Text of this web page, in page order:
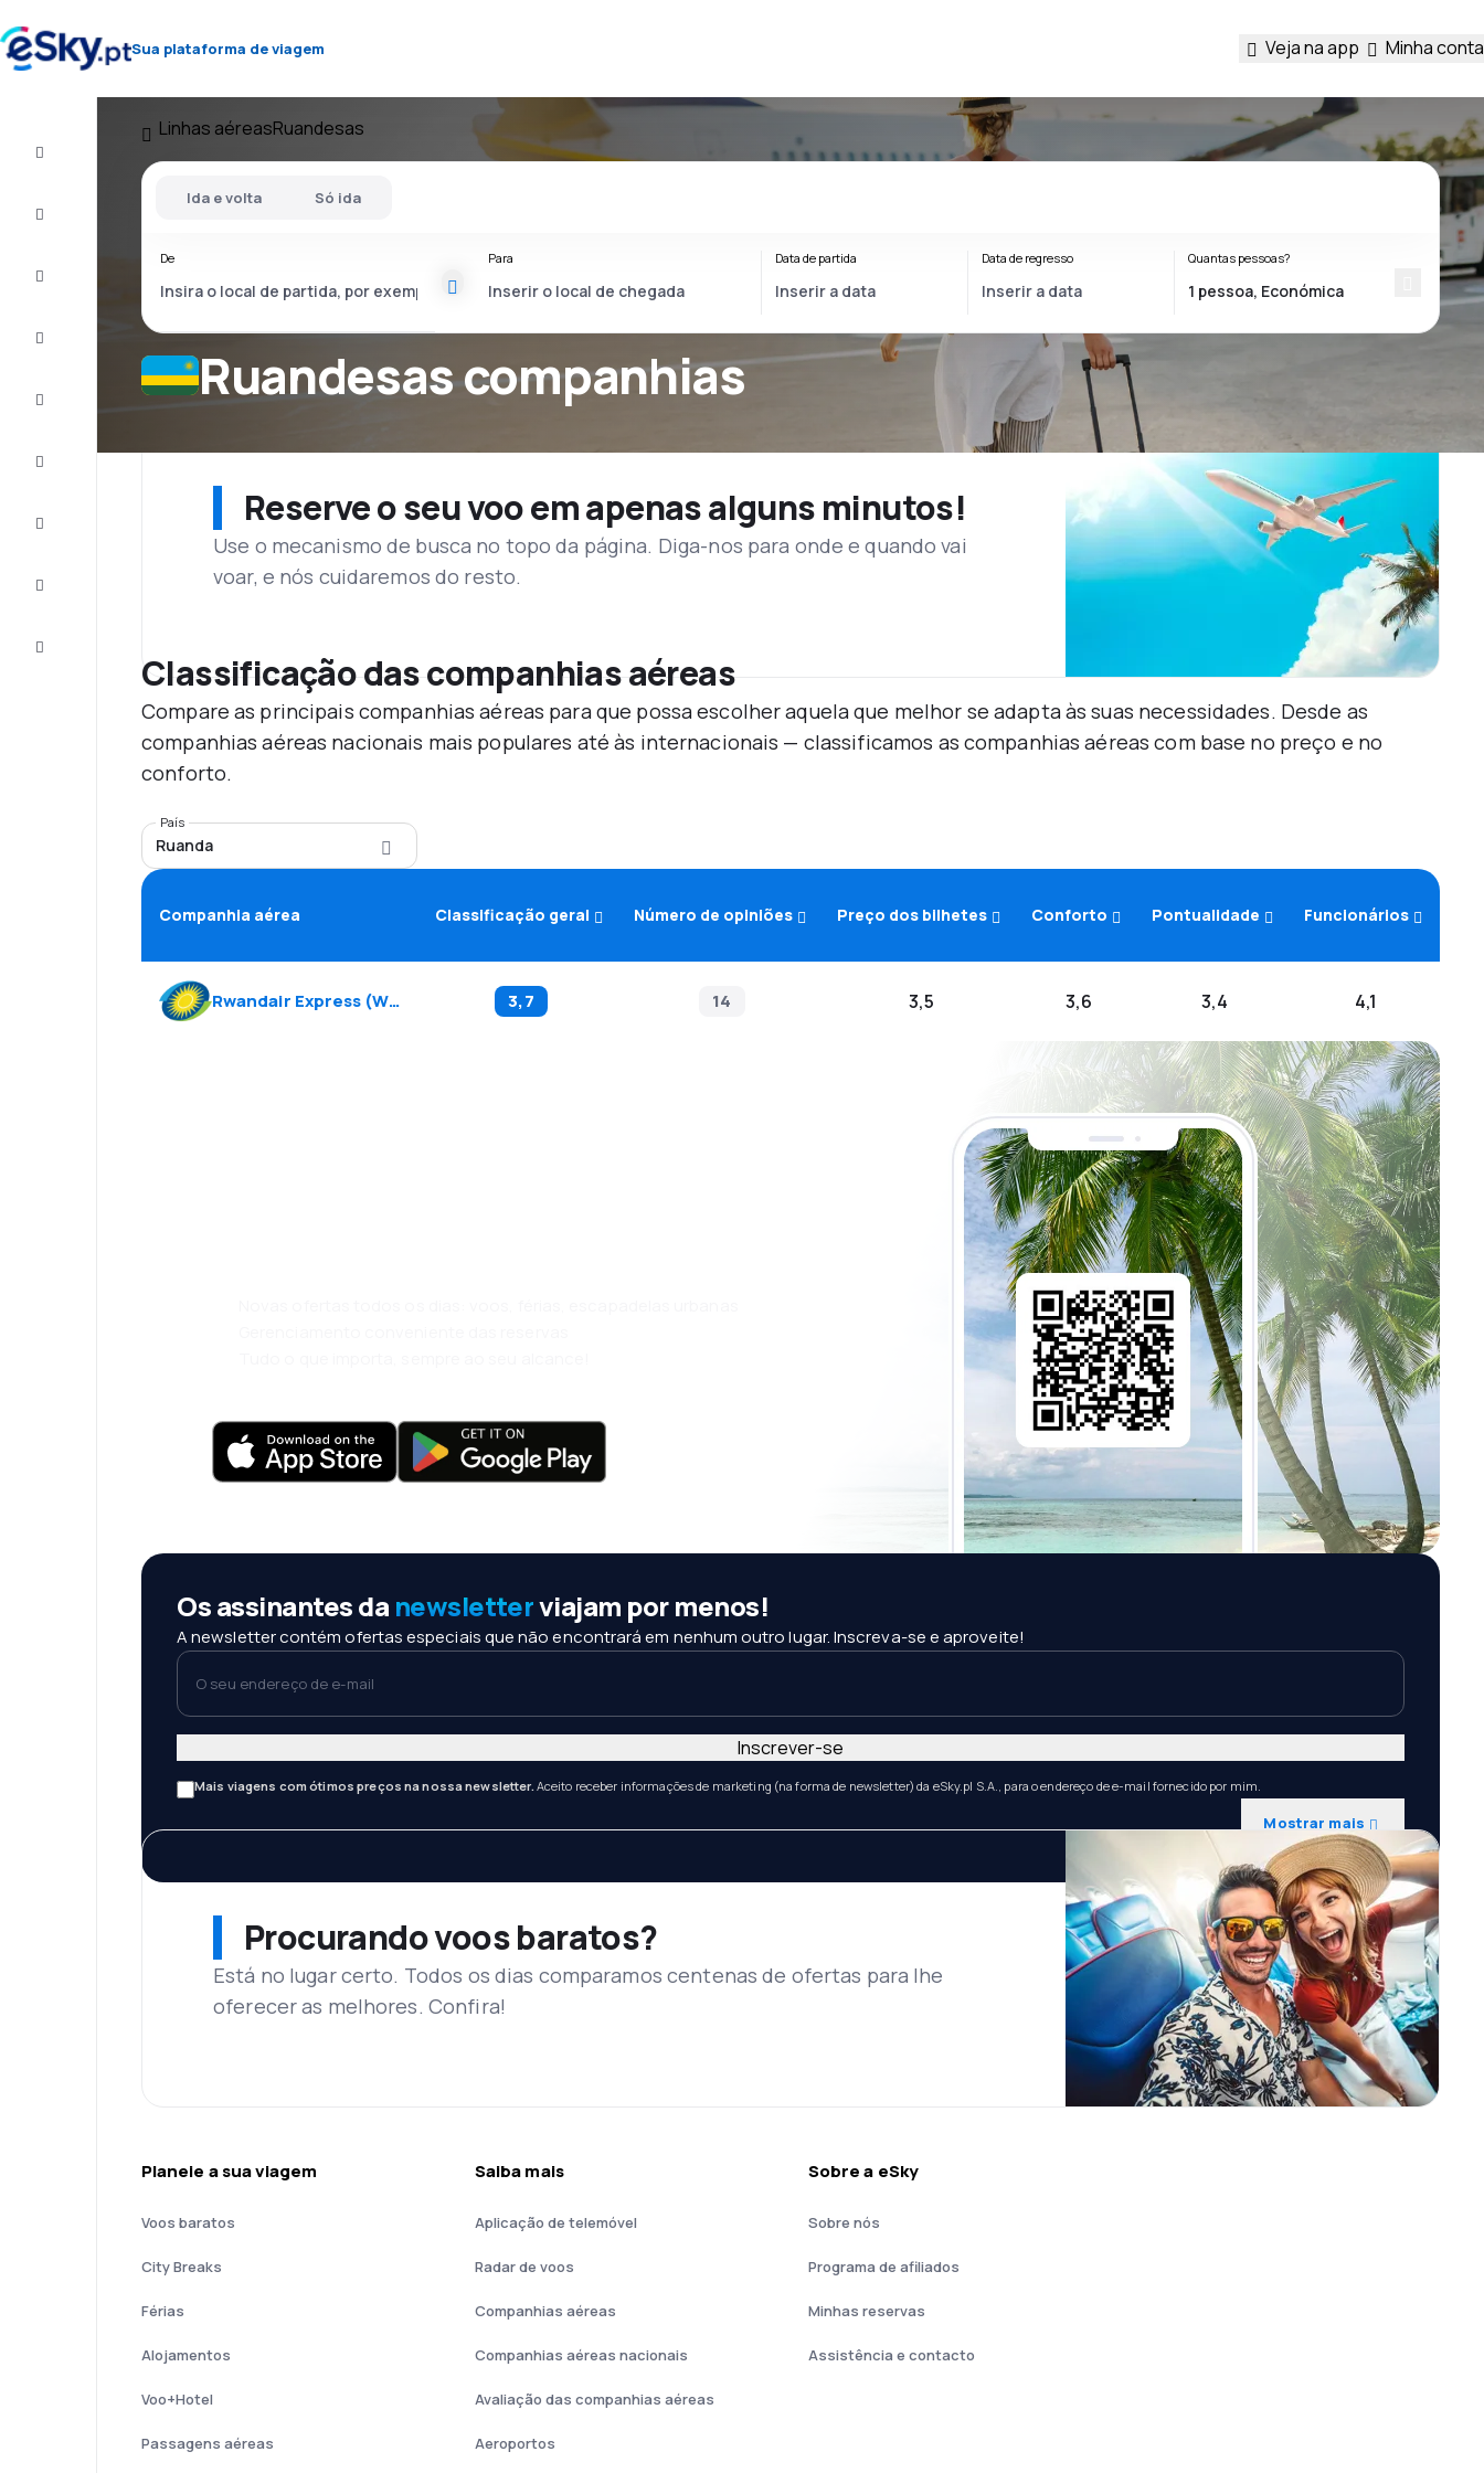
Sua plataforma de viagem Veja na app Minha conta
Linhas aéreasRuandesas
Ruandesas companhias
Ida e volta Só ida
De Para Data de partida Data de regresso Quantas pessoas?
Reserve o seu voo em apenas alguns minutos!
Use o mecanismo de busca no topo da página. Diga-nos para onde e quando vai
voar, e nós cuidaremos do resto.
Classificação das companhias aéreas
Compare as principais companhias aéreas para que possa escolher aquela que melhor se adapta às suas necessidades. Desde as
companhias aéreas nacionais mais populares até às internacionais — classificamos as companhias aéreas com base no preço e no
conforto.
País
Ruanda
Companhia aérea Classificação geral Número de opiniões Preço dos bilhetes Conforto Pontualidade Funcionários
Rwandair Express (WB 3,7 14 3,5 3,6 3,4 4,1
Os assinantes da newsletterviajam por menos!
A newsletter contém ofertas especiais que não encontrará em nenhum outro lugar. Inscreva-se e aproveite!
O seu endereço de e-mail
Mais viagens com ótimos preços na nossa newsletter. Aceito receber informações de marketing (na forma de newsletter) da eSky.pl S.A., para o endereço de e-mail fornecido por mim.
Mostrar mais
Inscrever-se
Procurando voos baratos?
Está no lugar certo. Todos os dias comparamos centenas de ofertas para lhe
oferecer as melhores. Confira!
Planeie a sua viagem
Voos baratos
City Breaks
Férias
Alojamentos
Voo+Hotel
Passagens aéreas
Saiba mais
Aplicação de telemóvel
Radar de voos
Companhias aéreas
Companhias aéreas nacionais
Avaliação das companhias aéreas
Aeroportos
Sobre a eSky
Sobre nós
Programa de afiliados
Minhas reservas
Assistência e contacto